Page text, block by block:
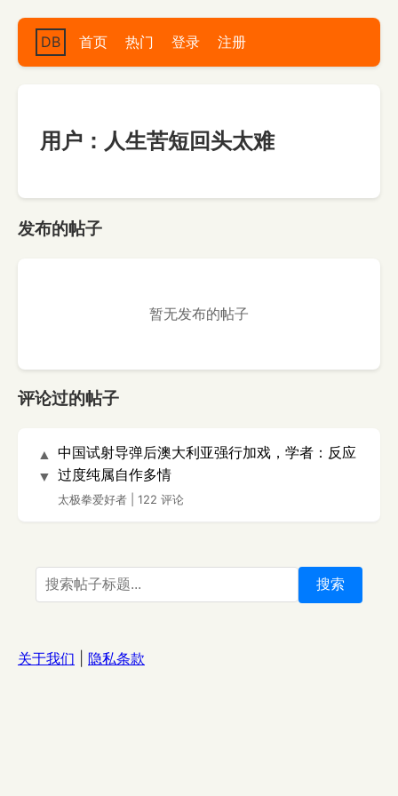
DB 首页 热门 登录 注册
用户：人生苦短回头太难
发布的帖子
暂无发布的帖子
评论过的帖子
▲
▼
中国试射导弹后澳大利亚强行加戏，学者：反应
过度纯属自作多情
太极拳爱好者 122 评论
搜索
关于我们 隐私条款